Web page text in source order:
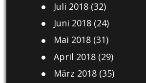
Juli 2018(32)
Juni 2018(24)
Mai 2018(31)
April 2018(29)
März 2018(35)